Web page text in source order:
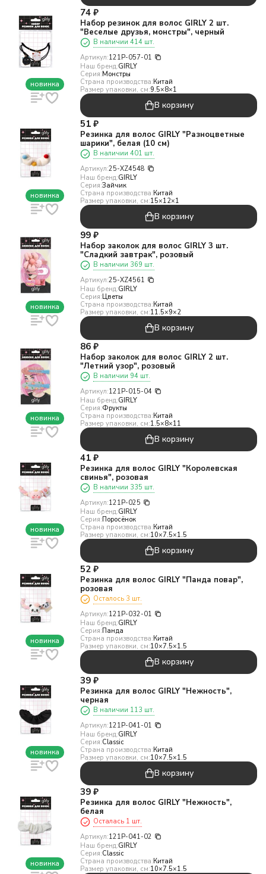
новинка
74 ₽
Набор резинок для волос GIRLY 2 шт.
"Веселые друзья, монстры", черный
В наличии 414 шт.
Артикул:121P-057-01
Наш бренд:GIRLY
Серия:Монстры
Страна производства:Китай
Размер упаковки, см:9.5×8×1
В корзину
новинка
51 ₽
Резинка для волос GIRLY "Разноцветные
шарики", белая (10 см)
В наличии 401 шт.
Артикул:25-XZ4548
Наш бренд:GIRLY
Серия:Зайчик
Страна производства:Китай
Размер упаковки, см:15×12×1
В корзину
новинка
99 ₽
Набор заколок для волос GIRLY 3 шт.
"Сладкий завтрак", розовый
В наличии 369 шт.
Артикул:25-XZ4561
Наш бренд:GIRLY
Серия:Цветы
Страна производства:Китай
Размер упаковки, см:11.5×9×2
В корзину
новинка
86 ₽
Набор заколок для волос GIRLY 2 шт.
"Летний узор", розовый
В наличии 94 шт.
Артикул:121P-015-04
Наш бренд:GIRLY
Серия:Фрукты
Страна производства:Китай
Размер упаковки, см:1.5×8×11
В корзину
новинка
41 ₽
Резинка для волос GIRLY "Королевская
свинья", розовая
В наличии 335 шт.
Артикул:121P-025
Наш бренд:GIRLY
Серия:Поросёнок
Страна производства:Китай
Размер упаковки, см:10×7.5×1.5
В корзину
новинка
52 ₽
Резинка для волос GIRLY "Панда повар",
розовая
Осталось 3 шт.
Артикул:121P-032-01
Наш бренд:GIRLY
Серия:Панда
Страна производства:Китай
Размер упаковки, см:10×7.5×1.5
В корзину
новинка
39 ₽
Резинка для волос GIRLY "Нежность",
черная
В наличии 113 шт.
Артикул:121P-041-01
Наш бренд:GIRLY
Серия:Classic
Страна производства:Китай
Размер упаковки, см:10×7.5×1.5
В корзину
новинка
39 ₽
Резинка для волос GIRLY "Нежность",
белая
Осталась 1 шт.
Артикул:121P-041-02
Наш бренд:GIRLY
Серия:Classic
Страна производства:Китай
Размер упаковки, см:10×7.5×1.5